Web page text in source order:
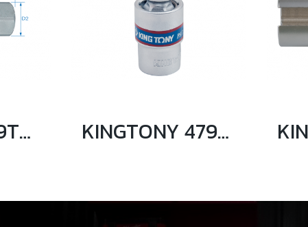
KINGTONY (9TD401) ลูกบล็อกยาว ถอดสตัด รู 1/2" 6 ถึง 12mm. KINGTONY 4793 ข้ออ่อนบล็อกหัวบอล ขนาด 1/2 นิ้ว